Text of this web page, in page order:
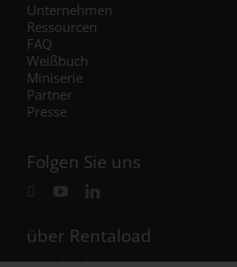
Unternehmen
Ressourcen
FAQ
Weißbuch
Miniserie
Partner
Presse
Folgen Sie uns
über Rentaload